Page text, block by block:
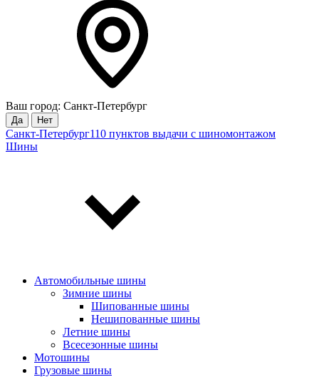
Ваш город: Санкт-Петербург
Да Нет
Санкт-Петербург110 пунктов выдачи с шиномонтажом
Шины
Автомобильные шины
Зимние шины
Шипованные шины
Нешипованные шины
Летние шины
Всесезонные шины
Мотошины
Грузовые шины